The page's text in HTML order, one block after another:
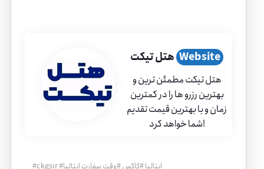
هتل تیکتWebsite
هتل تیکت مطمئن ترین و
بهترین رزرو ها را در کمترین
زمان و با بهترین قیمت تقدیم
شما خواهد کرد!
#ckgsir# ایتالیا#کاکس#وقت سفارت ایتالیا